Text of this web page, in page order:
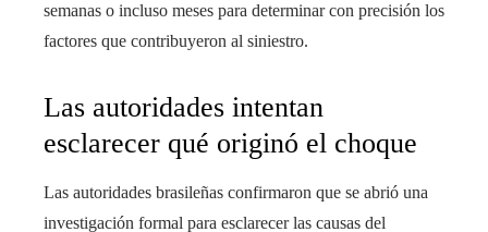
semanas o incluso meses para determinar con precisión los
factores que contribuyeron al siniestro.
Las autoridades intentan
esclarecer qué originó el choque
Las autoridades brasileñas confirmaron que se abrió una
investigación formal para esclarecer las causas del